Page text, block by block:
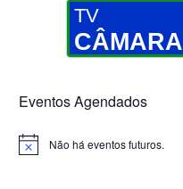
TV
CÂMARA
Eventos Agendados
Notice Não há eventos futuros.